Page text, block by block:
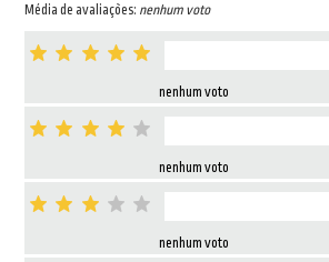
Média de avaliações: nenhum voto
nenhum voto
nenhum voto
nenhum voto